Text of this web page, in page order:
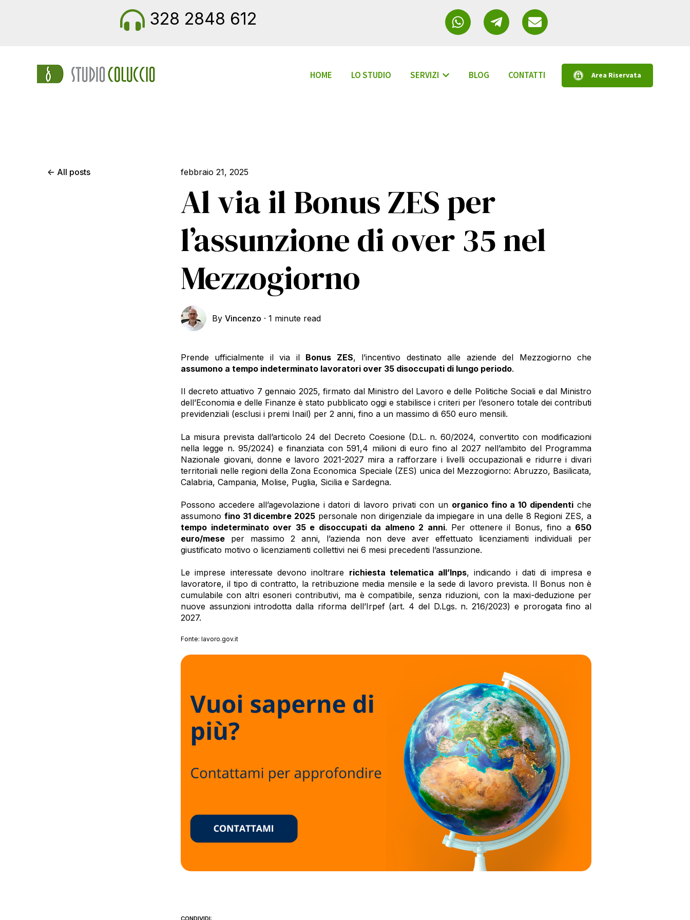
328 2848 612
HOME LO STUDIO SERVIZI Mostra sottomenu per Servizi
BLOG CONTATTI Area Riservata
All posts febbraio 21, 2025
Al via il Bonus ZES per
l’assunzione di over 35 nel
Mezzogiorno
ByVincenzo ·1 minute read
Prende ufficialmente il via il Bonus ZES, l’incentivo destinato alle aziende del Mezzogiorno che
assumono a tempo indeterminato lavoratori over 35 disoccupati di lungo periodo.
Il decreto attuativo 7 gennaio 2025, firmato dal Ministro del Lavoro e delle Politiche Sociali e dal Ministro
dell’Economia e delle Finanze è stato pubblicato oggi e stabilisce i criteri per l’esonero totale dei contributi
previdenziali (esclusi i premi Inail) per 2 anni, fino a un massimo di 650 euro mensili.
La misura prevista dall’articolo 24 del Decreto Coesione (D.L. n. 60/2024, convertito con modificazioni
nella legge n. 95/2024) e finanziata con 591,4 milioni di euro fino al 2027 nell’ambito del Programma
Nazionale giovani, donne e lavoro 2021-2027 mira a rafforzare i livelli occupazionali e ridurre i divari
territoriali nelle regioni della Zona Economica Speciale (ZES) unica del Mezzogiorno: Abruzzo, Basilicata,
Calabria, Campania, Molise, Puglia, Sicilia e Sardegna.
Possono accedere all’agevolazione i datori di lavoro privati con un organico fino a 10 dipendenti che
assumono fino 31 dicembre 2025 personale non dirigenziale da impiegare in una delle 8 Regioni ZES, a
tempo indeterminato over 35 e disoccupati da almeno 2 anni. Per ottenere il Bonus, fino a 650
euro/mese per massimo 2 anni, l’azienda non deve aver effettuato licenziamenti individuali per
giustificato motivo o licenziamenti collettivi nei 6 mesi precedenti l’assunzione.
Le imprese interessate devono inoltrare richiesta telematica all’Inps, indicando i dati di impresa e
lavoratore, il tipo di contratto, la retribuzione media mensile e la sede di lavoro prevista. Il Bonus non è
cumulabile con altri esoneri contributivi, ma è compatibile, senza riduzioni, con la maxi-deduzione per
nuove assunzioni introdotta dalla riforma dell’Irpef (art. 4 del D.Lgs. n. 216/2023) e prorogata fino al
2027.
Fonte: lavoro.gov.it
CONDIVIDI: